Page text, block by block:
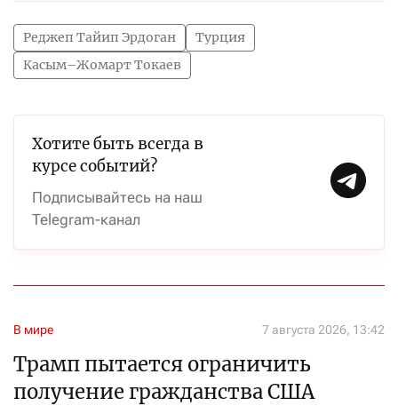
Реджеп Тайип Эрдоган
Турция
Касым–Жомарт Токаев
Хотите быть всегда в
курсе событий?
Подписывайтесь на наш
Telegram-канал
В мире 7 августа 2026, 13:42
Трамп пытается ограничить
получение гражданства США